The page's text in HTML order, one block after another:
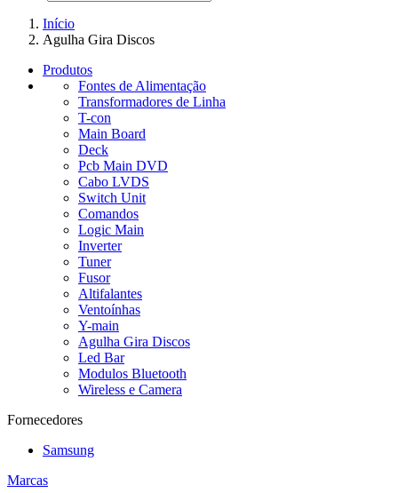
Início
Agulha Gira Discos
Produtos
Fontes de Alimentação
Transformadores de Linha
T-con
Main Board
Deck
Pcb Main DVD
Cabo LVDS
Switch Unit
Comandos
Logic Main
Inverter
Tuner
Fusor
Altifalantes
Ventoínhas
Y-main
Agulha Gira Discos
Led Bar
Modulos Bluetooth
Wireless e Camera
Fornecedores
Samsung
Marcas